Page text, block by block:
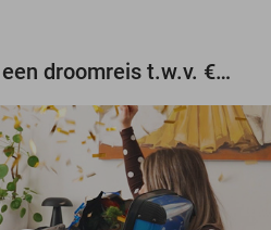
Maak gratis kans op een droomreis t.w.v. €3.000!